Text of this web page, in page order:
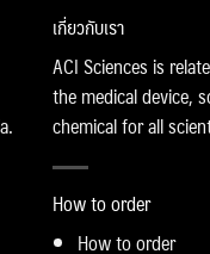
เกี่ยวกับเรา
ACI Sciences is
the medical device,
chemical for all
How to order
How to order